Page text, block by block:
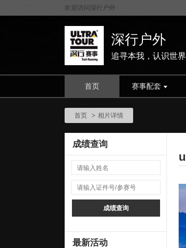
欢迎访问深行户外
深行户外
追寻本我，认识世界
首页 赛事配套
首页 相片详情
成绩查询
成绩查询
最新活动